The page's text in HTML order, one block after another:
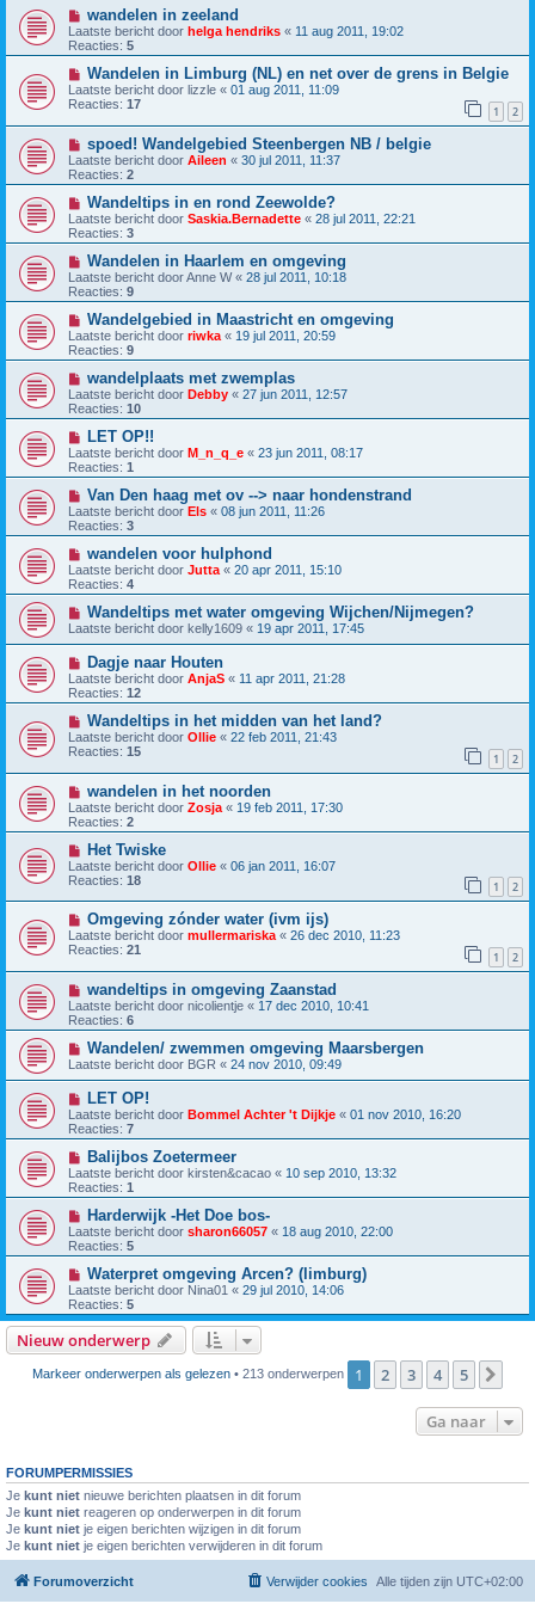
wandelen in zeeland
Laatste bericht door helga hendriks « 11 aug 2011, 19:02
Reacties: 5
Wandelen in Limburg (NL) en net over de grens in Belgie
Laatste bericht door lizzle « 01 aug 2011, 11:09
Reacties: 17 1 2
spoed! Wandelgebied Steenbergen NB / belgie
Laatste bericht door Aileen « 30 jul 2011, 11:37
Reacties: 2
Wandeltips in en rond Zeewolde?
Laatste bericht door Saskia.Bernadette « 28 jul 2011, 22:21
Reacties: 3
Wandelen in Haarlem en omgeving
Laatste bericht doorAnne W« 28 jul 2011, 10:18
Reacties: 9
Wandelgebied in Maastricht en omgeving
Laatste bericht door riwka « 19 jul 2011, 20:59
Reacties: 9
wandelplaats met zwemplas
Laatste bericht door Debby « 27 jun 2011, 12:57
Reacties: 10
LET OP!!
Laatste bericht door M_n_q_e « 23 jun 2011, 08:17
Reacties: 1
Van Den haag met ov --> naar hondenstrand
Laatste bericht door Els « 08 jun 2011, 11:26
Reacties: 3
wandelen voor hulphond
Laatste bericht door Jutta « 20 apr 2011, 15:10
Reacties: 4
Wandeltips met water omgeving Wijchen/Nijmegen?
Laatste bericht door kelly1609 « 19 apr 2011, 17:45
Dagje naar Houten
Laatste bericht door AnjaS « 11 apr 2011, 21:28
Reacties: 12
Wandeltips in het midden van het land?
Laatste bericht door Ollie « 22 feb 2011, 21:43
Reacties: 15 1 2
wandelen in het noorden
Laatste bericht door Zosja « 19 feb 2011, 17:30
Reacties: 2
Het Twiske
Laatste bericht door Ollie « 06 jan 2011, 16:07
Reacties: 18 1 2
Omgeving zónder water (ivm ijs)
Laatste bericht door mullermariska « 26 dec 2010, 11:23
Reacties: 21 1 2
wandeltips in omgeving Zaanstad
Laatste bericht door nicolientje « 17 dec 2010, 10:41
Reacties: 6
Wandelen/ zwemmen omgeving Maarsbergen
Laatste bericht door BGR « 24 nov 2010, 09:49
LET OP!
Laatste bericht door Bommel Achter 't Dijkje « 01 nov 2010, 16:20
Reacties: 7
Balijbos Zoetermeer
Laatste bericht door kirsten&cacao « 10 sep 2010, 13:32
Reacties: 1
Harderwijk -Het Doe bos-
Laatste bericht door sharon66057 « 18 aug 2010, 22:00
Reacties: 5
Waterpret omgeving Arcen? (limburg)
Laatste bericht door Nina01 « 29 jul 2010, 14:06
Reacties: 5
Nieuw onderwerp
Markeer onderwerpen als gelezen • 213 onderwerpen 1 2 3 4 5
Ga naar
FORUMPERMISSIES
Je kunt niet nieuwe berichten plaatsen in dit forum
Je kunt niet reageren op onderwerpen in dit forum
Je kunt niet je eigen berichten wijzigen in dit forum
Je kunt niet je eigen berichten verwijderen in dit forum
Forumoverzicht Alle tijden zijn UTC+02:00
Verwijder cookies